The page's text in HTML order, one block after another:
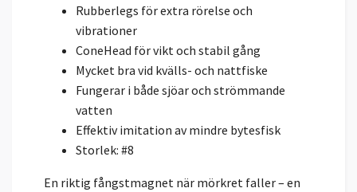
Rubberlegs för extra rörelse och
vibrationer
ConeHead för vikt och stabil gång
Mycket bra vid kvälls- och nattfiske
Fungerar i både sjöar och strömmande
vatten
Effektiv imitation av mindre bytesfisk
Storlek: #8
En riktig fångstmagnet när mörkret faller – en